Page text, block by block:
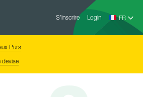
S’inscrire Login
Purs
devise